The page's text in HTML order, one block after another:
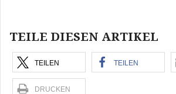
TEILE DIESEN ARTIKEL
TEILEN TEILEN
DRUCKEN